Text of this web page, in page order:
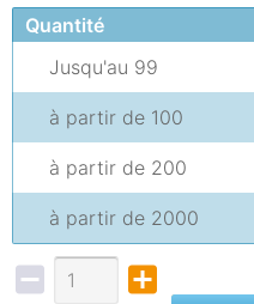
Quantité
Jusqu'au 99
à partir de 100
à partir de 200
à partir de 2000